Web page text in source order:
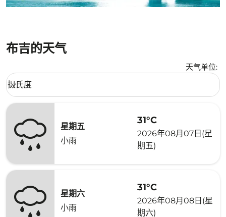
布吉的天气
天气单位:
Weather unit option 摄氏度 Selected
摄氏度
keyboard_arrow_down
星期五
小雨
31°C
2026年08月07日(星
期五)
星期六
小雨
31°C
2026年08月08日(星
期六)